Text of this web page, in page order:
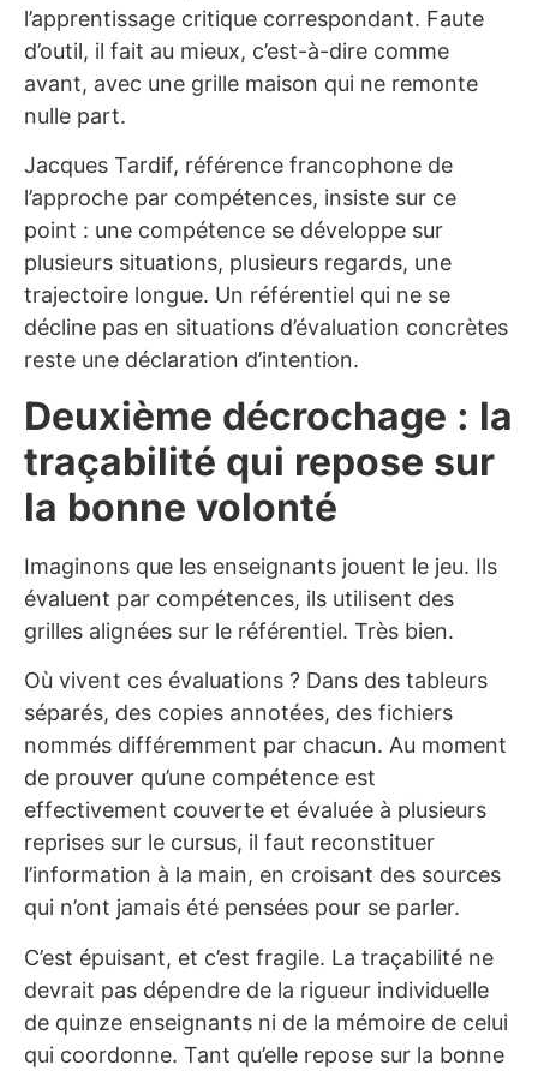
l’apprentissage critique correspondant. Faute
d’outil, il fait au mieux, c’est-à-dire comme
avant, avec une grille maison qui ne remonte
nulle part.
Jacques Tardif, référence francophone de
l’approche par compétences, insiste sur ce
point : une compétence se développe sur
plusieurs situations, plusieurs regards, une
trajectoire longue. Un référentiel qui ne se
décline pas en situations d’évaluation concrètes
reste une déclaration d’intention.
Deuxième décrochage : la
traçabilité qui repose sur
la bonne volonté
Imaginons que les enseignants jouent le jeu. Ils
évaluent par compétences, ils utilisent des
grilles alignées sur le référentiel. Très bien.
Où vivent ces évaluations ? Dans des tableurs
séparés, des copies annotées, des fichiers
nommés différemment par chacun. Au moment
de prouver qu’une compétence est
effectivement couverte et évaluée à plusieurs
reprises sur le cursus, il faut reconstituer
l’information à la main, en croisant des sources
qui n’ont jamais été pensées pour se parler.
C’est épuisant, et c’est fragile. La traçabilité ne
devrait pas dépendre de la rigueur individuelle
de quinze enseignants ni de la mémoire de celui
qui coordonne. Tant qu’elle repose sur la bonne